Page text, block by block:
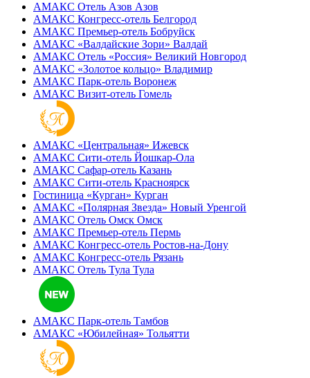
АМАКС Отель ‎Азов Азов
АМАКС Конгресс-отель Белгород
АМАКС Премьер-отель Бобруйск
АМАКС «‎Валдайские Зори» Валдай
АМАКС Отель «‎Россия» Великий Новгород
АМАКС «‎Золотое кольцо» Владимир
АМАКС Парк-отель Воронеж
АМАКС Визит-отель Гомель
АМАКС «‎Центральная» Ижевск
АМАКС Сити-отель Йошкар-Ола
АМАКС Сафар-отель Казань
АМАКС Сити-отель Красноярск
Гостиница «‎Курган» Курган
АМАКС «Полярная Звезда» Новый Уренгой
АМАКС Отель ‎Омск Омск
АМАКС Премьер-отель Пермь
АМАКС Конгресс-отель Ростов-на-Дону
АМАКС Конгресс-отель Рязань
АМАКС Отель Тула Тула
АМАКС Парк-отель Тамбов
АМАКС «‎Юбилейная» Тольятти